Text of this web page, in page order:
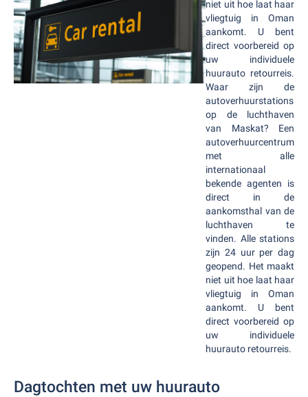
niet uit hoe laat haar
vliegtuig in Oman
aankomt. U bent
direct voorbereid op
uw individuele
huurauto retourreis.
Waar zijn de
autoverhuurstations
op de luchthaven
van Maskat? Een
autoverhuurcentrum
met alle
internationaal
bekende agenten is
direct in de
aankomsthal van de
luchthaven te
vinden. Alle stations
zijn 24 uur per dag
geopend. Het maakt
niet uit hoe laat haar
vliegtuig in Oman
aankomt. U bent
direct voorbereid op
uw individuele
huurauto retourreis.
Dagtochten met uw huurauto